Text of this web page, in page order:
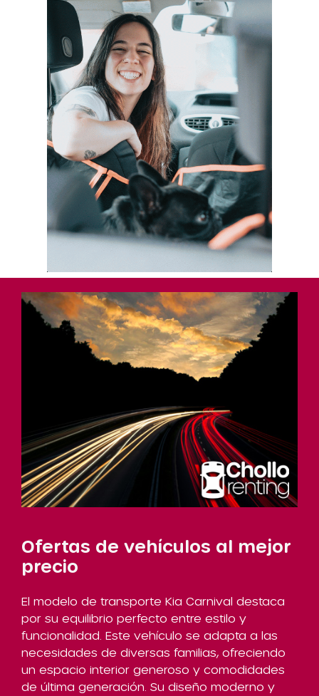
Ofertas de vehículos al mejor
precio
El modelo de transporte Kia Carnival destaca
por su equilibrio perfecto entre estilo y
funcionalidad. Este vehículo se adapta a las
necesidades de diversas familias, ofreciendo
un espacio interior generoso y comodidades
de última generación. Su diseño moderno y